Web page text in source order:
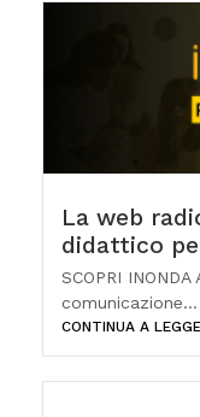
La web
didattico
SCOPRI
comunicazione...
CONTINUA A